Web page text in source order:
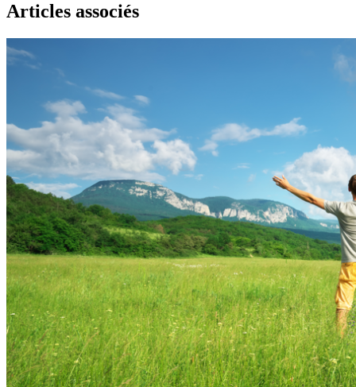
Articles associés